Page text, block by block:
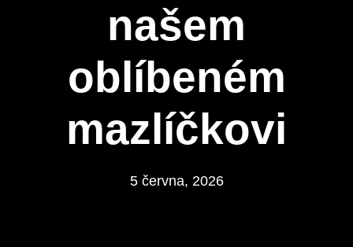
našem
oblíbeném
mazlíčkovi
5 června, 2026